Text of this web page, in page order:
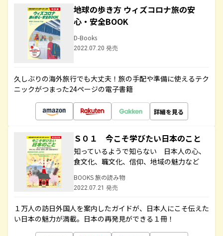
地球の歩き方 ウィズコロナ旅の安
心・安全BOOK
D-Books
2022.07.20 発売
久しぶりの海外旅行でも大丈夫！旅の手配や準備に使えるテク
ニックがつまった24ページの電子書籍
詳細を見る
Ｓ０１ 今こそ学びたい日本のこと
知っているようで知らない 日本人の心、
食文化、職文化、信仰、地域の魅力など
BOOKS 旅の読み物
2022.07.21 発売
１万人の訪日外国人を案内したガイドが、日本人にこそ伝えた
い日本の魅力が満載。日本の再発見ができる１冊！